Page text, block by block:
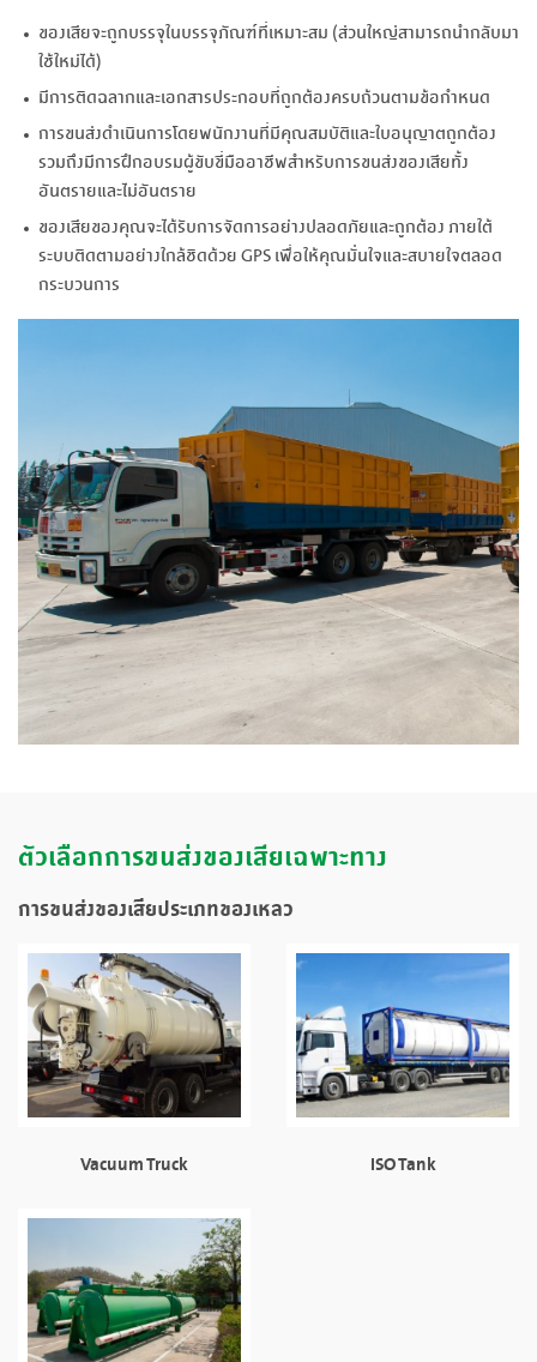
ของเสียจะถูกบรรจุในบรรจุภัณฑ์ที่เหมาะสม (ส่วนใหญ่สามารถนำกลับมา
ใช้ใหม่ได้)
มีการติดฉลากและเอกสารประกอบที่ถูกต้องครบถ้วนตามข้อกำหนด
การขนส่งดำเนินการโดยพนักงานที่มีคุณสมบัติและใบอนุญาตถูกต้อง
รวมถึงมีการฝึกอบรมผู้ขับขี่มืออาชีพสำหรับการขนส่งของเสียทั้ง
อันตรายและไม่อันตราย
ของเสียของคุณจะได้รับการจัดการอย่างปลอดภัยและถูกต้อง ภายใต้
ระบบติดตามอย่างใกล้ชิดด้วย GPS เพื่อให้คุณมั่นใจและสบายใจตลอด
กระบวนการ
ตัวเลือกการขนส่งของเสียเฉพาะทาง
การขนส่งของเสียประเภทของเหลว
Vacuum Truck ISO Tank